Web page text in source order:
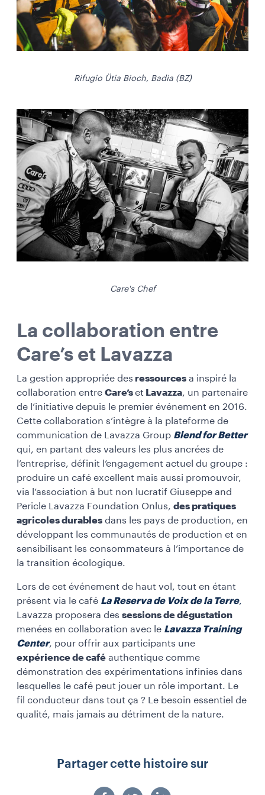
Rifugio Ütia Bioch, Badia (BZ)
Care's Chef
La collaboration entre
Care’s et Lavazza
La gestion appropriée des ressources a inspiré la
collaboration entre Care’set Lavazza, un partenaire
de l’initiative depuis le premier événement en 2016.
Cette collaboration s’intègre à la plateforme de
communication de Lavazza Group Blend for Better
qui, en partant des valeurs les plus ancrées de
l’entreprise, définit l’engagement actuel du groupe :
produire un café excellent mais aussi promouvoir,
via l’association à but non lucratif Giuseppe and
Pericle Lavazza Foundation Onlus, des pratiques
agricoles durables dans les pays de production, en
développant les communautés de production et en
sensibilisant les consommateurs à l’importance de
la transition écologique.
Lors de cet événement de haut vol, tout en étant
présent via le café La Reserva de Voix de la Terre,
Lavazza proposera des sessions de dégustation
menées en collaboration avec le Lavazza Training
Center, pour offrir aux participants une
expérience de café authentique comme
démonstration des expérimentations infinies dans
lesquelles le café peut jouer un rôle important. Le
fil conducteur dans tout ça ? Le besoin essentiel de
qualité, mais jamais au détriment de la nature.
Partager cette histoire sur